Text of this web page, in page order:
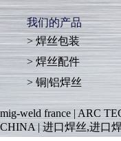
我们的产品
焊丝包装
焊丝配件
铜|铝焊丝
mig-weld france | ARC
CHINA| 进口焊丝,进口